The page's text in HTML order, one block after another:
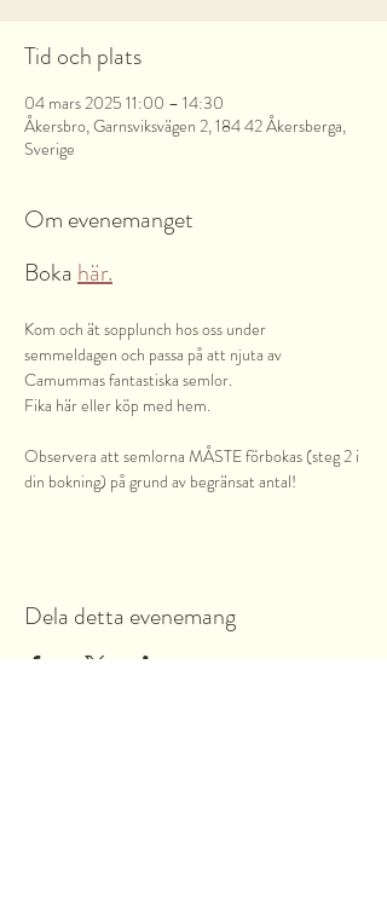
Tid och plats
04 mars 2025 11:00 – 14:30
Åkersbro, Garnsviksvägen 2, 184 42 Åkersberga,
Sverige
Om evenemanget
Boka här.
Kom och ät sopplunch hos oss under
semmeldagen och passa på att njuta av
Camummas fantastiska semlor.
Fika här eller köp med hem.
Observera att semlorna MÅSTE förbokas (steg 2 i
din bokning) på grund av begränsat antal!
Dela detta evenemang